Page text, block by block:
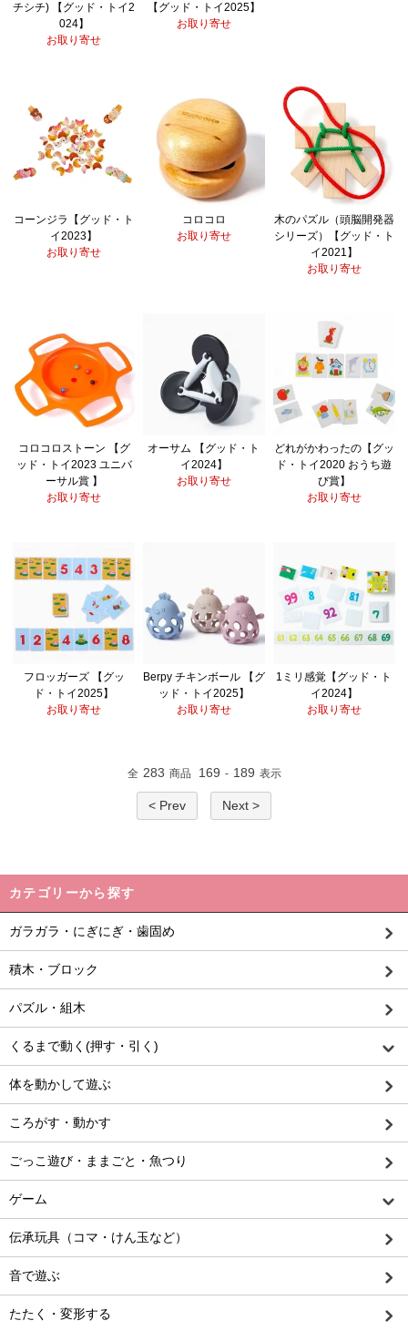
チシチ) 【グッド・トイ2
024】
お取り寄せ
【グッド・トイ2025】
お取り寄せ
コーンジラ【グッド・ト
イ2023】
お取り寄せ
コロコロ
お取り寄せ
木のパズル（頭脳開発器
シリーズ）【グッド・ト
イ2021】
お取り寄せ
コロコロストーン 【グ
ッド・トイ2023 ユニバ
ーサル賞 】
お取り寄せ
オーサム 【グッド・ト
イ2024】
お取り寄せ
どれがかわったの【グッ
ド・トイ2020 おうち遊
び賞】
お取り寄せ
フロッガーズ 【グッ
ド・トイ2025】
お取り寄せ
Berpy チキンボール 【グ
ッド・トイ2025】
お取り寄せ
1ミリ感覚【グッド・ト
イ2024】
お取り寄せ
全 283 商品 169 - 189 表示
< Prev Next >
カテゴリーから探す
ガラガラ・にぎにぎ・歯固め
積木・ブロック
パズル・組木
くるまで動く(押す・引く)
体を動かして遊ぶ
ころがす・動かす
ごっこ遊び・ままごと・魚つり
ゲーム
伝承玩具（コマ・けん玉など）
音で遊ぶ
たたく・変形する